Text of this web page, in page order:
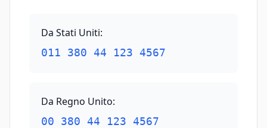
Da Stati Uniti:
011 380 44 123 4567
Da Regno Unito:
00 380 44 123 4567